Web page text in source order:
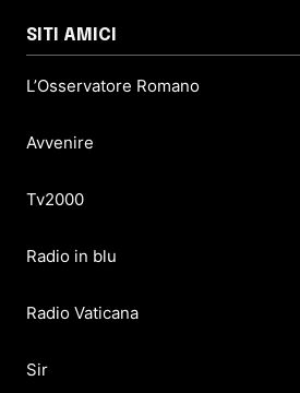
SITI AMICI
L’Osservatore Romano
Avvenire
Tv2000
Radio in blu
Radio Vaticana
Sir